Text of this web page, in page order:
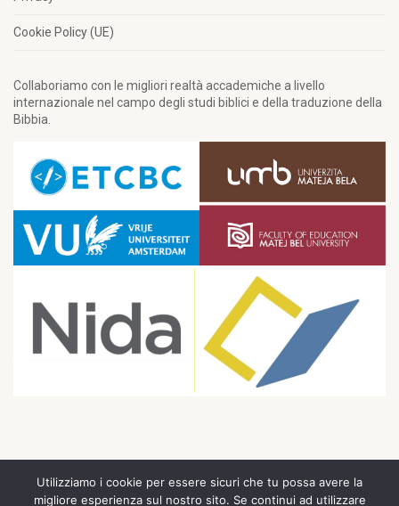
Cookie Policy (UE)
Collaboriamo con le migliori realtà accademiche a livello
internazionale nel campo degli studi biblici e della traduzione della
Bibbia.
© 2026 The Swiss Institute of Research in Biblical Studies. All Rights
Utilizziamo i cookie per essere sicuri che tu possa avere la
migliore esperienza sul nostro sito. Se continui ad utilizzare